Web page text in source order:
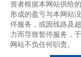
资者根据本网站供给
形成的盈亏与本网站
停服务，或因线路及
力而导致暂停服务，
网站不负任何职责。